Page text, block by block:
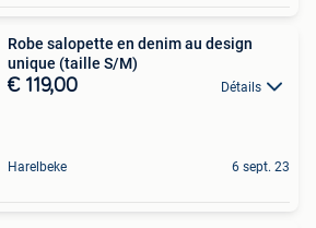
Robe salopette en denim au design
unique (taille S/M)
€ 119,00 Détails
Harelbeke 6 sept. 23